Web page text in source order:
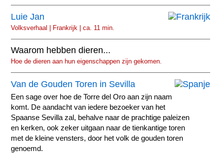
Luie Jan
Volksverhaal | Frankrijk | ca. 11 min.
Waarom hebben dieren...
Hoe de dieren aan hun eigenschappen zijn gekomen.
Van de Gouden Toren in Sevilla
Een sage over hoe de Torre del Oro aan zijn naam
komt. De aandacht van iedere bezoeker van het
Spaanse Sevilla zal, behalve naar de prachtige paleizen
en kerken, ook zeker uitgaan naar de tienkantige toren
met de kleine vensters, door het volk de gouden toren
genoemd.